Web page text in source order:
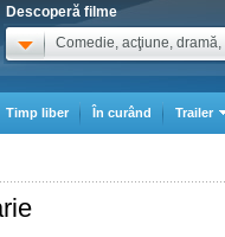
Descoperă filme
Comedie, acţiune, dramă,
Timp liber În curând Trailer